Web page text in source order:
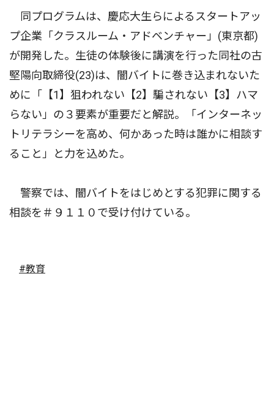
同プログラムは、慶応大生らによるスタートアッ
プ企業「クラスルーム・アドベンチャー」(東京都)
が開発した。生徒の体験後に講演を行った同社の古
堅陽向取締役(23)は、闇バイトに巻き込まれないた
めに「【1】狙われない【2】騙されない【3】ハマ
らない」の３要素が重要だと解説。「インターネッ
トリテラシーを高め、何かあった時は誰かに相談す
ること」と力を込めた。
警察では、闇バイトをはじめとする犯罪に関する
相談を＃９１１０で受け付けている。
#教育